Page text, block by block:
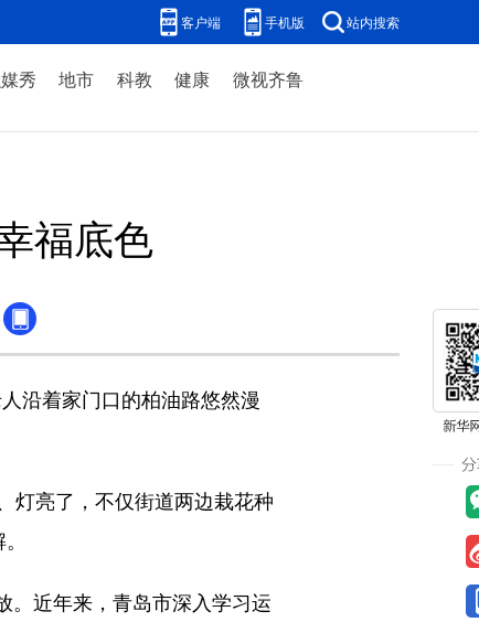
客户端 手机版 站内搜索
秀 地市 科教 健康 微视齐鲁
福底色
沿着家门口的柏油路悠然漫
灯亮了，不仅街道两边栽花种
。近年来，青岛市深入学习运